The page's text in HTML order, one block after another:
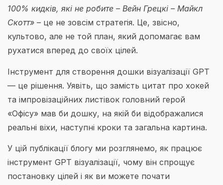
100% кидків, які не робите – Вейн Грецкі – Майкл
Скотт» – це не зовсім стратегія. Це, звісно, ​​
культово, але не той план, який допомагає вам
рухатися вперед до своїх цілей.
Інструмент для створення дошки візуалізації GPT
— це рішення. Уявіть, що замість цитат про хокей
та імпровізаційних листівок головний герой
«Офісу» мав би дошку, на якій би відображалися
реальні віхи, наступні кроки та загальна картина.
У цій публікації блогу ми розглянемо, як працює
інструмент GPT візуалізації, чому він спрощує
постановку цілей і як ви можете почати